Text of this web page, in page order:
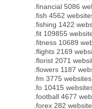
.financial 5086
.fish 4562
.fishing 1422
.fit 109855
.fitness 10689
.flights 2169
.florist 2071
.flowers 1187
.fm 3775
.fo 10415
.football 4677
.forex 282